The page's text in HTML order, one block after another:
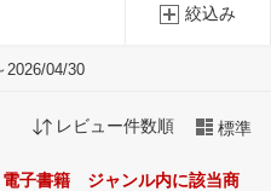
絞込み
2026/04/30
レビュー件数順 標準
電子書籍 ジャンル内に該当商